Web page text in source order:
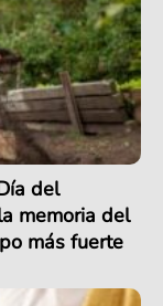
del
memoria del
más fuerte